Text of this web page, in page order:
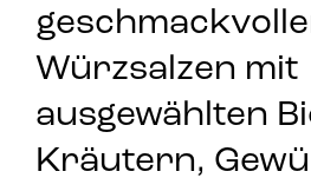
Würzsalzen mit
ausgewählten
Kräutern,